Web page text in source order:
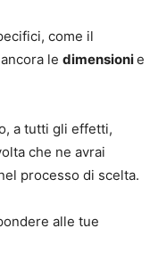
come il
le dimensionie
a tutti gli effetti,
che ne avrai
processo di scelta.
alle tue